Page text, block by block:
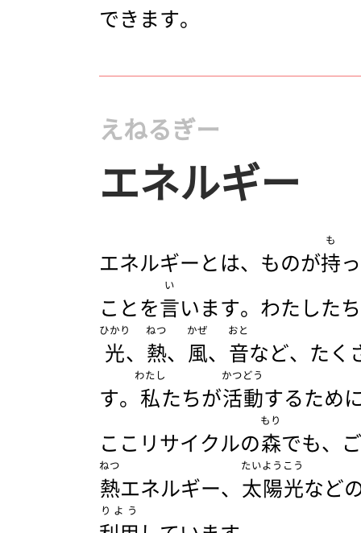
できます。
えねるぎー
エネルギー
エネルギーとは、ものが持
も
ことを言
い
います。わたした
光
ひかり
、 熱
ねつ
、 風
かぜ
、 音
おと
など、たく
す。 私
わたし
たちが活動
かつどう
するため
ここリサイクルの森
もり
でも、
熱
ねつ
エネルギー、 太陽光
たいようこう
など
りよう